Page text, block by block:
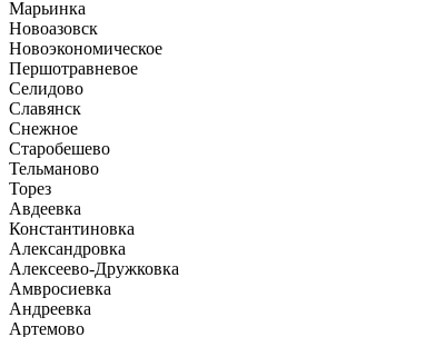
Марьинка
Новоазовск
Новоэкономическое
Першотравневое
Селидово
Славянск
Снежное
Старобешево
Тельманово
Торез
Авдеевка
Константиновка
Александровка
Алексеево-Дружковка
Амвросиевка
Андреевка
Артемово